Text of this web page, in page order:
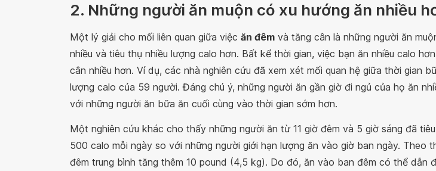
2. Những người ăn muộn có xu hướng ăn nhiều
Một lý giải cho mối liên quan giữa việc ăn đêm và tăng cân là những người ăn
nhiều và tiêu thụ nhiều lượng calo hơn. Bất kể thời gian, việc bạn ăn nhiều calo
cân nhiều hơn. Ví dụ, các nhà nghiên cứu đã xem xét mối quan hệ giữa thời gian
lượng calo của 59 người. Đáng chú ý, những người ăn gần giờ đi ngủ của họ ăn
với những người ăn bữa ăn cuối cùng vào thời gian sớm hơn.
Một nghiên cứu khác cho thấy những người ăn từ 11 giờ đêm và 5 giờ sáng đã
500 calo mỗi ngày so với những người giới hạn lượng ăn vào giờ ban ngày. Theo
đêm trung bình tăng thêm 10 pound (4,5 kg). Do đó, ăn vào ban đêm có thể dẫn